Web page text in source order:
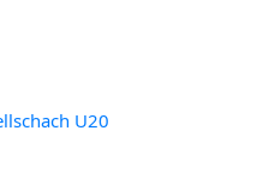
U20